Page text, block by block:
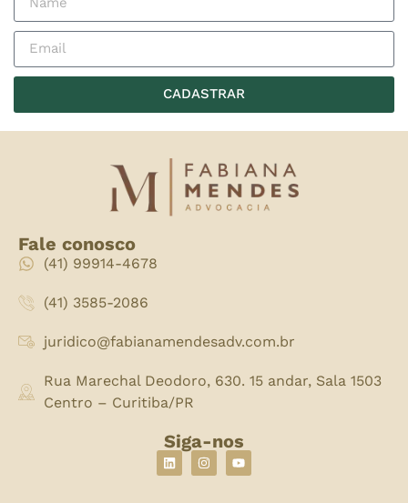
CADASTRAR
Fale conosco
(41) 99914-4678
(41) 3585-2086
juridico@fabianamendesadv.com.br
Rua Marechal Deodoro, 630. 15 andar, Sala 1503
Centro – Curitiba/PR
Siga-nos